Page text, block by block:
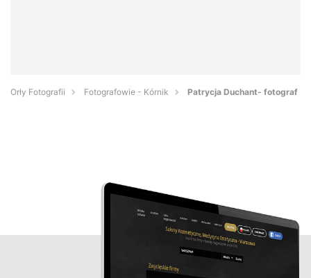
Orły Fotografii Fotografowie - Kórnik Patrycja Duchant- fotograf